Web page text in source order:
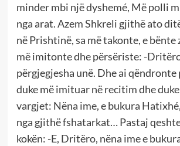
minder mbi një dyshemé, Më polli
nga arat. Azem Shkreli gjithë ato
në Prishtinë, sa më takonte, e
më imitonte dhe përsëriste: -
përgjegjesha unë. Dhe ai qëndronte
duke më imituar në recitim dhe
vargjet: Nëna ime, e bukura
nga gjithë fshatarkat… Pastaj
kokën: -E, Dritëro, nëna ime e